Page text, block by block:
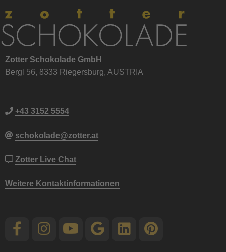
Zotter Schokolade GmbH
Bergl 56, 8333 Riegersburg, AUSTRIA
+43 3152 5554
schokolade@zotter.at
Zotter Live Chat
Weitere Kontaktinformationen